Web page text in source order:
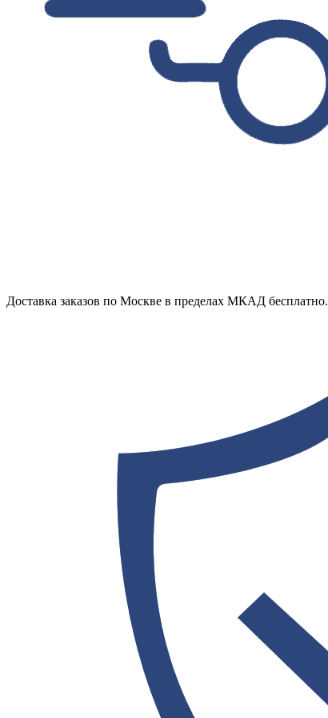
Доставка заказов по Москве в пределах МКАД бесплатно.